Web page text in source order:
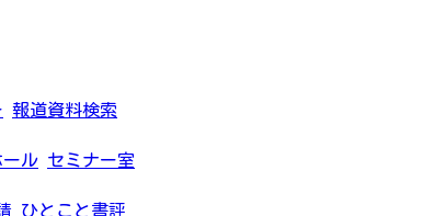
報道資料検索
ール セミナー室
ひとこと書評